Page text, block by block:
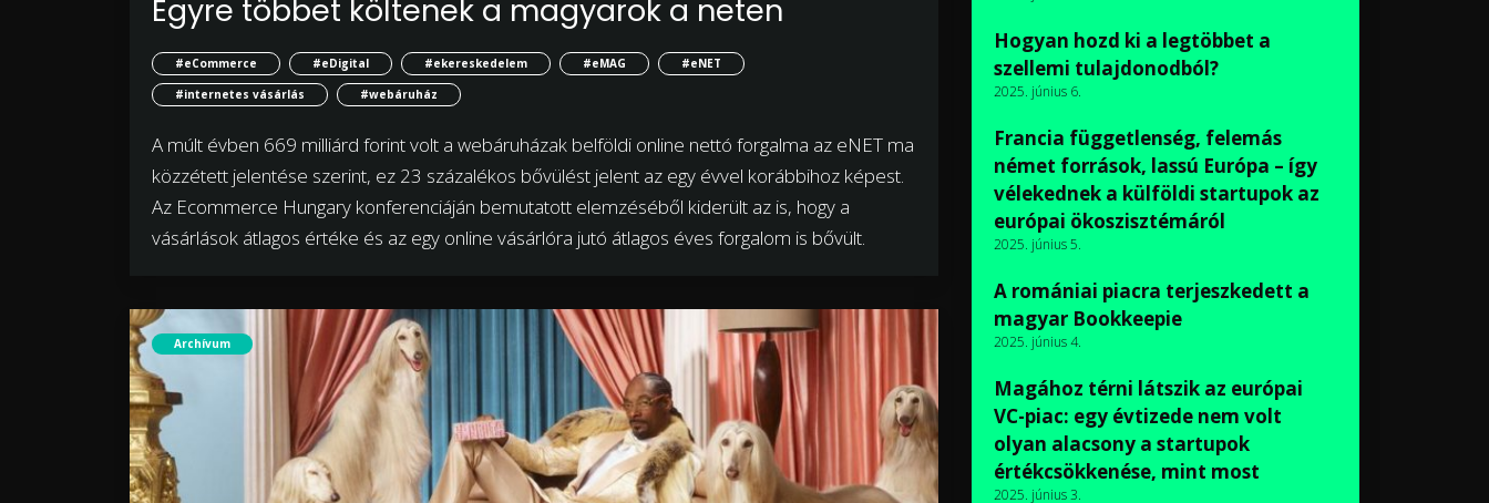
Egyre többet költenek a magyarok a neten
#eCommerce #eDigital #ekereskedelem #eMAG
#eNET
#internetes vásárlás
#webáruház
A múlt évben 669 milliárd forint volt a webáruházak belföldi online nettó forgalma az eNET ma
közzétett jelentése szerint, ez 23 százalékos bővülést jelent az egy évvel korábbihoz képest.
Az Ecommerce Hungary konferenciáján bemutatott elemzéséből kiderült az is, hogy a
vásárlások átlagos értéke és az egy online vásárlóra jutó átlagos éves forgalom is bővült.
Archívum
Hogyan hozd ki a legtöbbet a
szellemi tulajdonodból?
2025. június 6.
Francia függetlenség, felemás
német források, lassú Európa – így
vélekednek a külföldi startupok az
európai ökoszisztémáról
2025. június 5.
A romániai piacra terjeszkedett a
magyar Bookkeepie
2025. június 4.
Magához térni látszik az európai
VC-piac: egy évtizede nem volt
olyan alacsony a startupok
értékcsökkenése, mint most
2025. június 3.